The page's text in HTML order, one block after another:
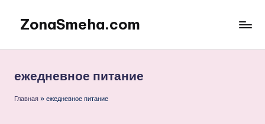
Перейти
содержимому
ZonaSmeha.com
питание
ежедневное питание
Главная » ежедневное питание